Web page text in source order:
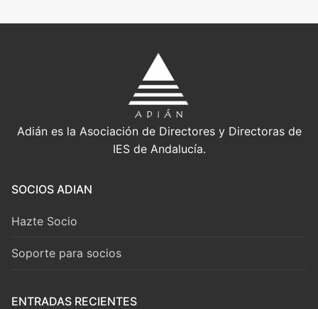
Adián es la Asociación de Directores y Directoras de
IES de Andalucía.
SOCIOS ADIAN
Hazte Socio
Soporte para socios
ENTRADAS RECIENTES